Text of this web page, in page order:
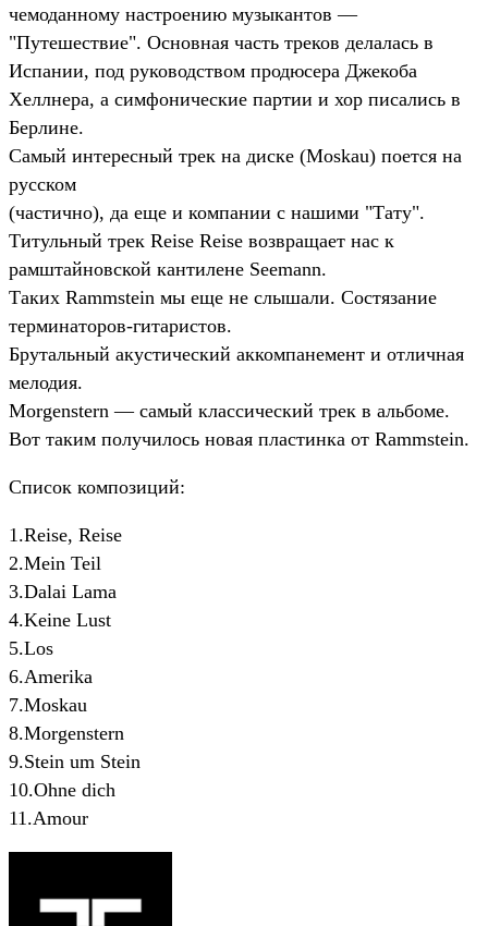
чемоданному настроению музыкантов —
"Путешествие". Основная часть треков делалась в
Испании, под руководством продюсера Джекоба
Хеллнера, а симфонические партии и хор писались в
Берлине.
Самый интересный трек на диске (Moskau) поется на
русском
(частично), да еще и компании с нашими "Тату".
Титульный трек Reise Reise возвращает нас к
рамштайновской кантилене Seemann.
Таких Rammstein мы еще не слышали. Состязание
терминаторов-гитаристов.
Брутальный акустический аккомпанемент и отличная
мелодия.
Morgenstern — самый классический трек в альбоме.
Вот таким получилось новая пластинка от Rammstein.
Список композиций:
1.Reise, Reise
2.Mein Teil
3.Dalai Lama
4.Keine Lust
5.Los
6.Amerika
7.Moskau
8.Morgenstern
9.Stein um Stein
10.Ohne dich
11.Amour